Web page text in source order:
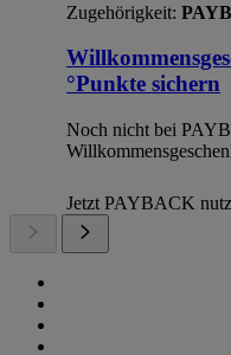
Zugehörigkeit:
°Punkte sichern
Noch nicht bei
Jetzt PAYBACK